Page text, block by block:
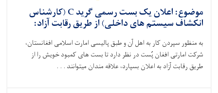
موضوع: اعلان یک بست رسمی گرید C (کارشناس
انکشاف سیستم های داخلی) از طریق رقابت آزاد:
به منظور سپردن کار به اهل آن و طبق پالیسی امارت اسلامی افغانستان،
شرکت امارتی افغان پُست در نظر دارد تا بست‌ های کمبود خویش را از
طریق رقابت آزاد به اعلان بسپارد، علاقه ‌مندان میتوانند . . .